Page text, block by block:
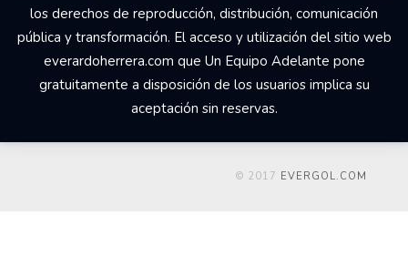
los derechos de reproducción, distribución, comunicación
pública y transformación. El acceso y utilización del sitio web
everardoherrera.com que Un Equipo Adelante pone
gratuitamente a disposición de los usuarios implica su
aceptación sin reservas.
© 2017 EVERGOL.COM